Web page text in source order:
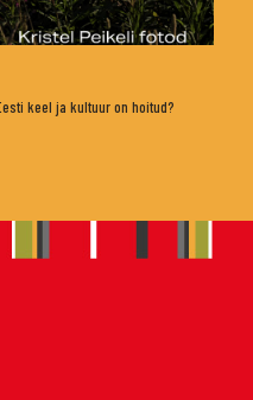
keel ja kultuur on hoitud?